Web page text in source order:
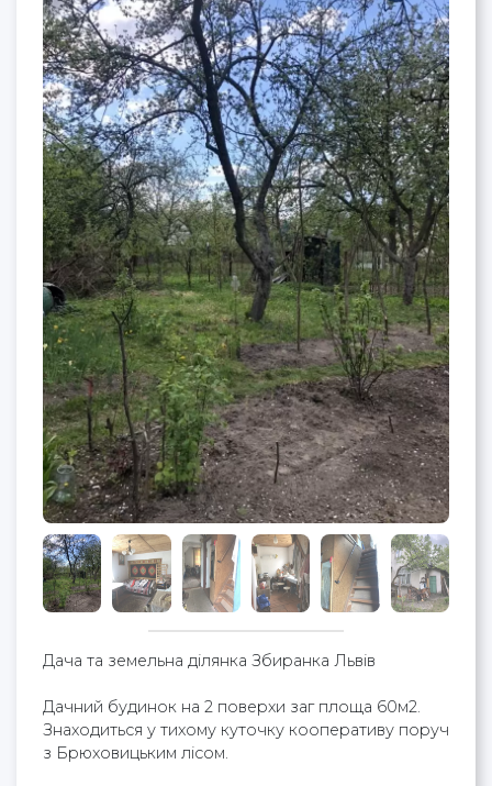
Дача та земельна ділянка Збиранка Львів
Дачний будинок на 2 поверхи заг площа 60м2.
Знаходиться у тихому куточку кооперативу поруч
з Брюховицьким лісом.